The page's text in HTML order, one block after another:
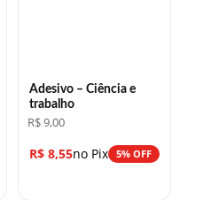
Adesivo – Ciência e
trabalho
R$9,00
R$ 8,55no Pix 5% OFF